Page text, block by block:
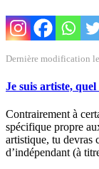
Dernière modification
Je suis artiste,
Contrairement à
spécifique propre
artistique, tu devras
d’indépendant (à